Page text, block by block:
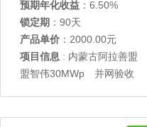
预期年化收益 ：6.50%
锁定期 ：90天
产品单价 ：2000.00元
项目信息 : 内蒙古阿拉善盟
盟智伟30MWp 并网验收